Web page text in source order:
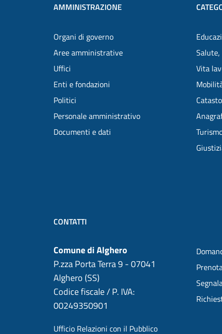
AMMINISTRAZIONE
Organi di governo
Aree amministrative
Uffici
Enti e fondazioni
Politici
Personale amministrativo
Documenti e dati
Salute,
Vita
CONTATTI
Comune di Alghero
P.zza Porta Terra 9 - 07041
Alghero (SS)
Codice fiscale / P. IVA:
00249350901
Ufficio Relazioni con il Pubblico